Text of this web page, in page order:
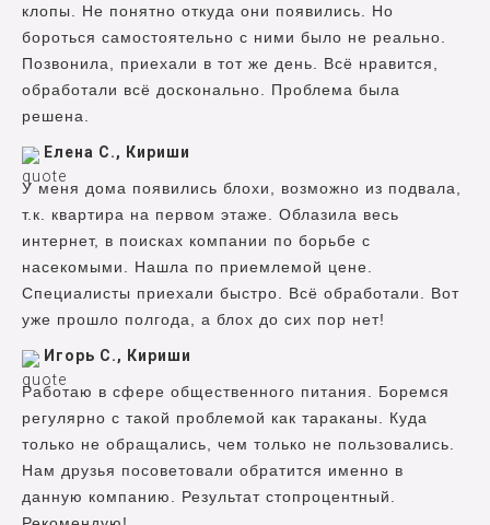
клопы. Не понятно откуда они появились. Но
бороться самостоятельно с ними было не реально.
Позвонила, приехали в тот же день. Всё нравится,
обработали всё досконально. Проблема была
решена.
Елена С., Кириши
У меня дома появились блохи, возможно из подвала,
т.к. квартира на первом этаже. Облазила весь
интернет, в поисках компании по борьбе с
насекомыми. Нашла по приемлемой цене.
Специалисты приехали быстро. Всё обработали. Вот
уже прошло полгода, а блох до сих пор нет!
Игорь С., Кириши
Работаю в сфере общественного питания. Боремся
регулярно с такой проблемой как тараканы. Куда
только не обращались, чем только не пользовались.
Нам друзья посоветовали обратится именно в
данную компанию. Результат стопроцентный.